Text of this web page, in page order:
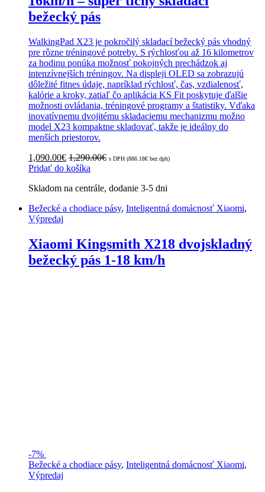
bežecký pás
WalkingPad X23 je pokročilý skladací bežecký pás vhodný
pre rôzne tréningové potreby. S rýchlosťou až 16 kilometrov
za hodinu ponúka možnosť pokojných prechádzok aj
intenzívnejších tréningov. Na displeji OLED sa zobrazujú
dôležité fitnes údaje, napríklad rýchlosť, čas, vzdialenosť,
kalórie a kroky, zatiaľ čo aplikácia KS Fit poskytuje ďalšie
možnosti ovládania, tréningové programy a štatistiky. Vďaka
inovatívnemu dvojitému skladaciemu mechanizmu možno
model X23 kompaktne skladovať, takže je ideálny do
menších priestorov.
1,090.00€ 1,290.00€ s DPH (886.18€ bez dph)
Pridať do košíka
Skladom na centrále, dodanie 3-5 dni
Bežecké a chodiace pásy, Inteligentná domácnosť Xiaomi,
Výpredaj
Xiaomi Kingsmith X218 dvojskladný
bežecký pás 1-18 km/h
-7%
Bežecké a chodiace pásy, Inteligentná domácnosť Xiaomi,
Výpredaj